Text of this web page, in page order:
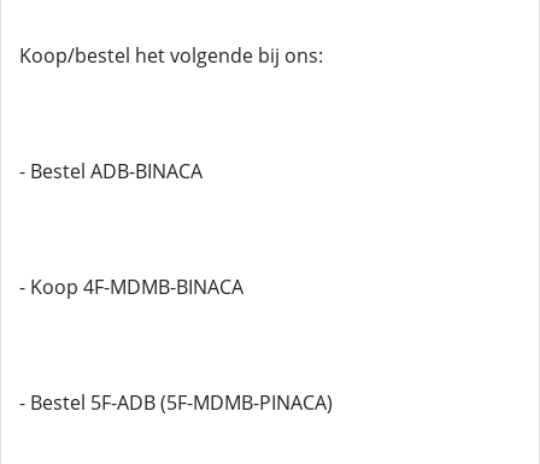
Koop/bestel het volgende bij ons:
- Bestel ADB-BINACA
- Koop 4F-MDMB-BINACA
- Bestel 5F-ADB (5F-MDMB-PINACA)